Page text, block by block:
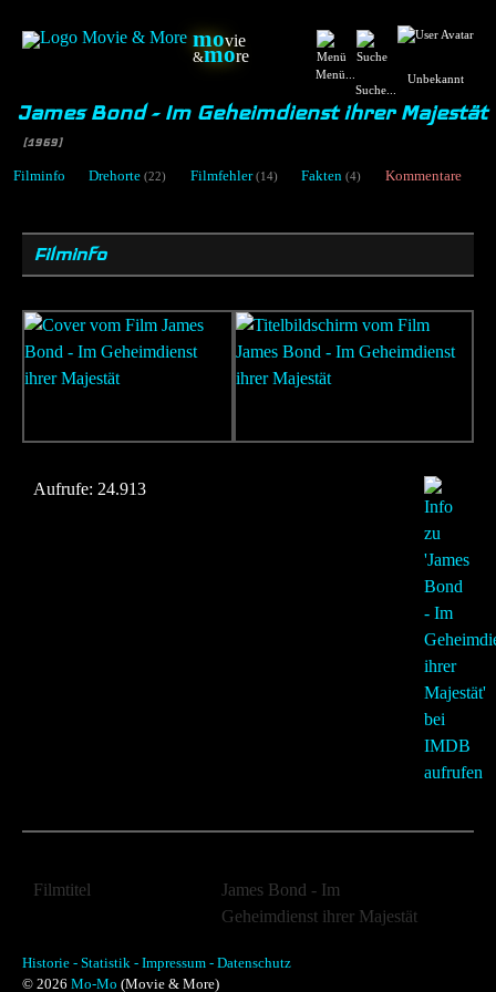
movie
&more
Menü...
Suche...
Unbekannt
James Bond - Im Geheimdienst ihrer Majestät
[1969]
Filminfo Drehorte (22) Filmfehler (14) Fakten (4) Kommentare
Filminfo
Aufrufe: 24.913
Filmtitel
James Bond - Im
Geheimdienst ihrer Majestät
Filmtitel (Orginal)
On Her Majesty's Secret
Historie - Statistik - Impressum - Datenschutz
© 2026 Mo-Mo (Movie & More)